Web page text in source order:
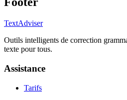
TextAdviser
Outils intelligents de correction
texte pour tous.
Assistance
Tarifs